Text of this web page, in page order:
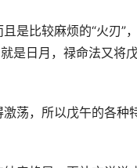
是比较麻烦的“火刃”
是日月，禄命法又将
荡，所以戊午的各种